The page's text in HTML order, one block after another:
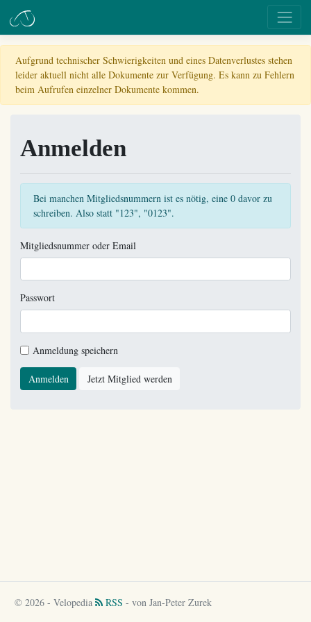
Aufgrund technischer Schwierigkeiten und eines Datenverlustes stehen
leider aktuell nicht alle Dokumente zur Verfügung. Es kann zu Fehlern
beim Aufrufen einzelner Dokumente kommen.
Anmelden
Bei manchen Mitgliedsnummern ist es nötig, eine 0 davor zu
schreiben. Also statt "123", "0123".
Mitgliedsnummer oder Email
Passwort
Anmeldung speichern
Anmelden Jetzt Mitglied werden
© 2026 - Velopedia RSS - von Jan-Peter Zurek